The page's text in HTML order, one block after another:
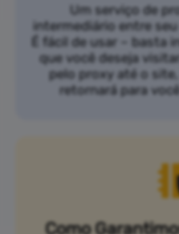
Um serviço de
intermediário entre
É fácil de usar – basta
que você deseja
pelo proxy até o
retornará para
Como